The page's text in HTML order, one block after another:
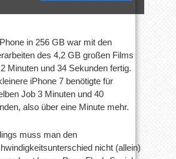
in 256 GB war mit den
des 4,2 GB großen Films
Minuten und 34 Sekunden fertig.
iPhone 7 benötigte für
Job 3 Minuten und 40
also über eine Minute mehr.
muss man den
nicht (allein)